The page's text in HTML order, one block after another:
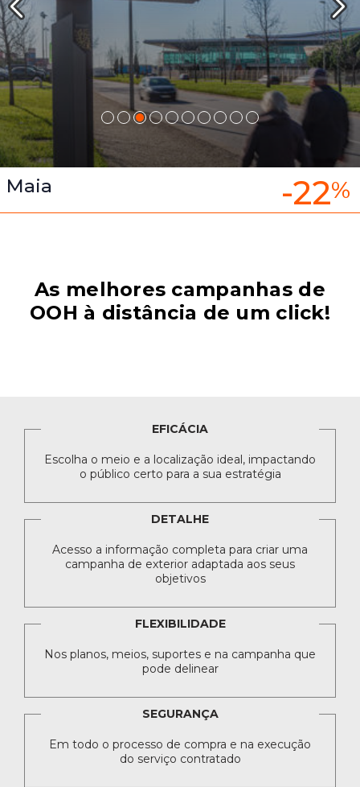
Maia -22%
As melhores campanhas de
OOH à distância de um click!
EFICÁCIA
Escolha o meio e a localização ideal, impactando
o público certo para a sua estratégia
DETALHE
Acesso a informação completa para criar uma
campanha de exterior adaptada aos seus
objetivos
FLEXIBILIDADE
Nos planos, meios, suportes e na campanha que
pode delinear
SEGURANÇA
Em todo o processo de compra e na execução
do serviço contratado